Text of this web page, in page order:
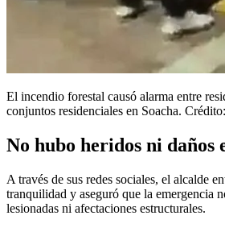
El incendio forestal causó alarma entre
conjuntos residenciales en Soacha.
No hubo heridos ni daños
A través de sus redes sociales, el alcalde
tranquilidad y aseguró que la emergencia
lesionadas ni afectaciones estructurales.